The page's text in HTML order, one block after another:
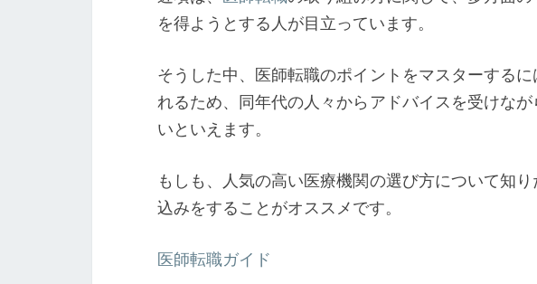
を得ようとする人が目立っています。
そうした中、医師転職のポイントをマスターする
れるため、同年代の人々からアドバイスを受けな
いといえます。
もしも、人気の高い医療機関の選び方について知
込みをすることがオススメです。
医師転職ガイド